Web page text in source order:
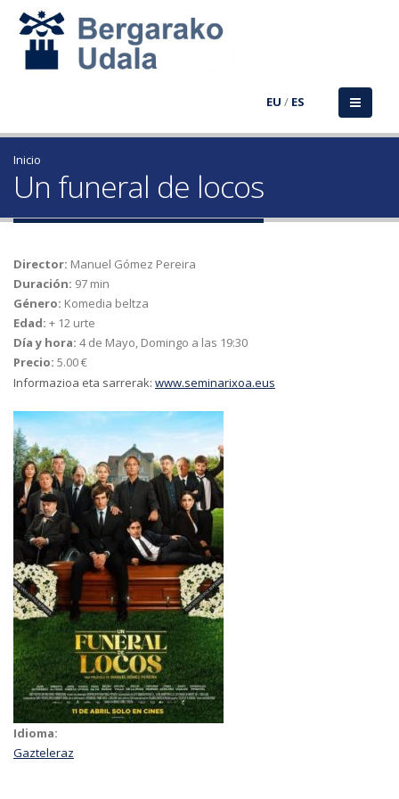
EU / ES
Inicio
Un funeral de locos
Director: Manuel Gómez Pereira
Duración: 97 min
Género: Komedia beltza
Edad: + 12 urte
Día y hora: 4 de Mayo, Domingo a las 19:30
Precio: 5.00 €
Informazioa eta sarrerak: www.seminarixoa.eus
Idioma:
Gazteleraz